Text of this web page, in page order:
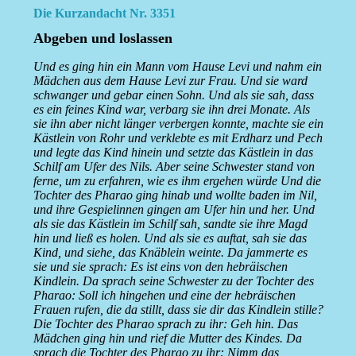
Die Kurzandacht Nr. 3351
Abgeben und loslassen
Und es ging hin ein Mann vom Hause Levi und nahm ein
Mädchen aus dem Hause Levi zur Frau. Und sie ward
schwanger und gebar einen Sohn. Und als sie sah, dass
es ein feines Kind war, verbarg sie ihn drei Monate. Als
sie ihn aber nicht länger verbergen konnte, machte sie ein
Kästlein von Rohr und verklebte es mit Erdharz und Pech
und legte das Kind hinein und setzte das Kästlein in das
Schilf am Ufer des Nils. Aber seine Schwester stand von
ferne, um zu erfahren, wie es ihm ergehen würde Und die
Tochter des Pharao ging hinab und wollte baden im Nil,
und ihre Gespielinnen gingen am Ufer hin und her. Und
als sie das Kästlein im Schilf sah, sandte sie ihre Magd
hin und ließ es holen. Und als sie es auftat, sah sie das
Kind, und siehe, das Knäblein weinte. Da jammerte es
sie und sie sprach: Es ist eins von den hebräischen
Kindlein. Da sprach seine Schwester zu der Tochter des
Pharao: Soll ich hingehen und eine der hebräischen
Frauen rufen, die da stillt, dass sie dir das Kindlein stille?
Die Tochter des Pharao sprach zu ihr: Geh hin. Das
Mädchen ging hin und rief die Mutter des Kindes. Da
sprach die Tochter des Pharao zu ihr: Nimm das